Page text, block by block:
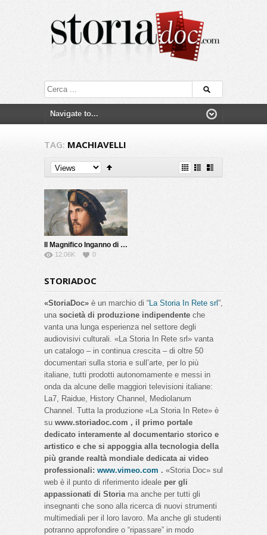
TAG: MACHIAVELLI
Il Magnifico Inganno di Cesare Borgia
12.06K 0
STORIADOC
«StoriaDoc» è un marchio di “La Storia In Rete srl”,
una società di produzione indipendente che
vanta una lunga esperienza nel settore degli
audiovisivi culturali. «La Storia In Rete srl» vanta
un catalogo – in continua crescita – di oltre 50
documentari sulla storia e sull’arte, per lo più
italiane, tutti prodotti autonomamente e messi in
onda da alcune delle maggiori televisioni italiane:
La7, Raidue, History Channel, Mediolanum
Channel. Tutta la produzione «La Storia In Rete» è
su www.storiadoc.com , il primo portale
dedicato interamente al documentario storico e
artistico e che si appoggia alla tecnologia della
più grande realtà mondiale dedicata ai video
professionali: www.vimeo.com . «Storia Doc» sul
web è il punto di riferimento ideale per gli
appassionati di Storiama anche per tutti gli
insegnanti che sono alla ricerca di nuovi strumenti
multimediali per il loro lavoro. Ma anche gli studenti
potranno approfondire o “ripassare” in modo